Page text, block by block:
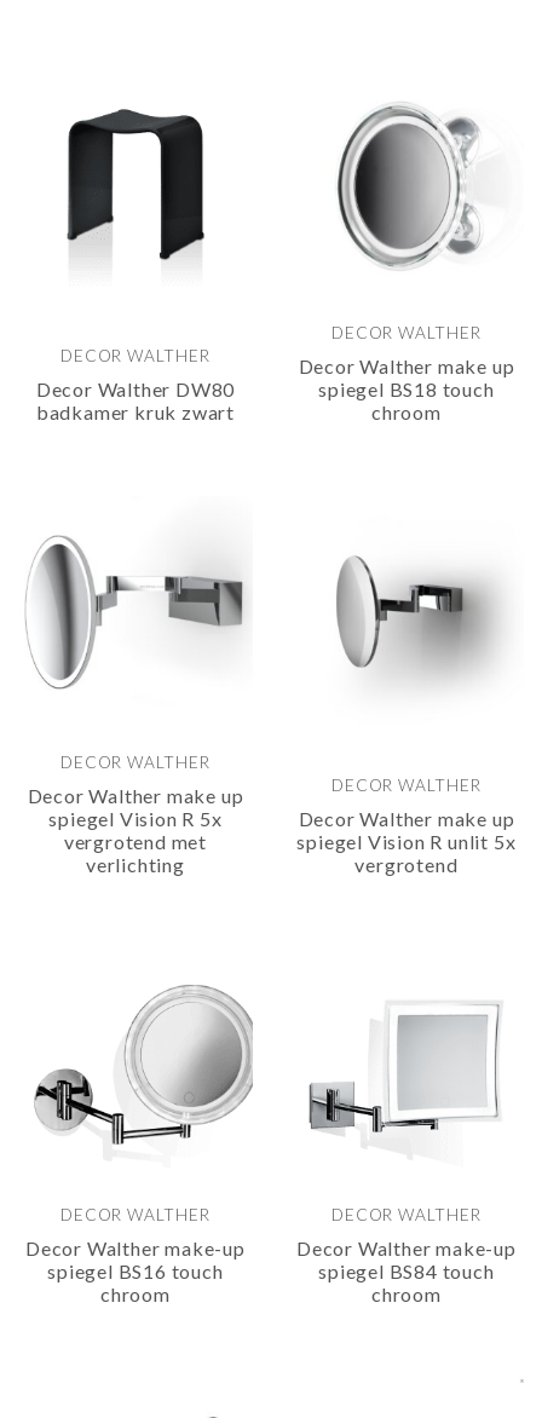
DECOR WALTHER
Decor Walther DW80
badkamer kruk zwart
DECOR WALTHER
Decor Walther make up
spiegel BS18 touch
chroom
DECOR WALTHER
Decor Walther make up
spiegel Vision R 5x
vergrotend met
verlichting
DECOR WALTHER
Decor Walther make up
spiegel Vision R unlit 5x
vergrotend
DECOR WALTHER
Decor Walther make-up
spiegel BS16 touch
chroom
DECOR WALTHER
Decor Walther make-up
spiegel BS84 touch
chroom